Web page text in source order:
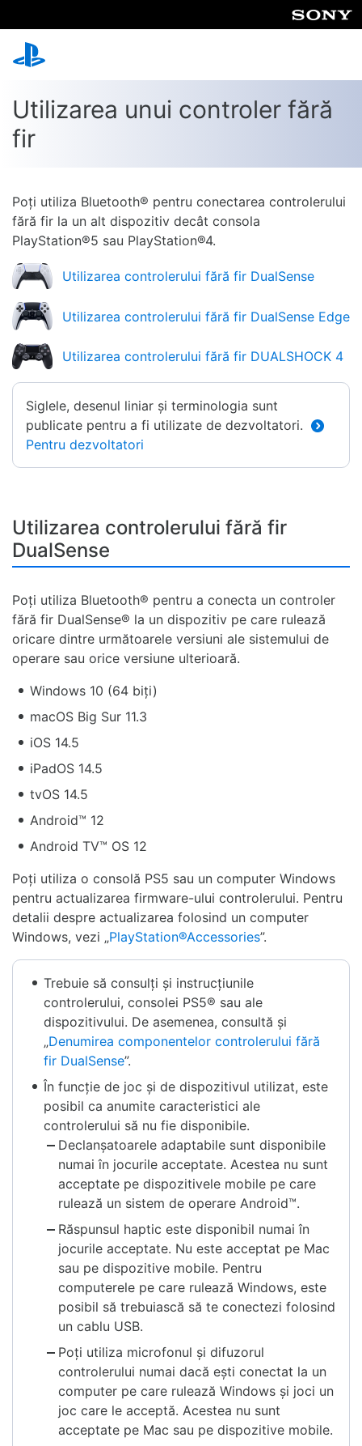
Utilizarea unui controler fără
fir
Poți utiliza Bluetooth® pentru conectarea controlerului
fără fir la un alt dispozitiv decât consola
PlayStation®5 sau PlayStation®4.
Utilizarea controlerului fără fir DualSense
Utilizarea controlerului fără fir DualSense Edge
Utilizarea controlerului fără fir DUALSHOCK 4
Siglele, desenul liniar și terminologia sunt
publicate pentru a fi utilizate de dezvoltatori.
Pentru dezvoltatori
Utilizarea controlerului fără fir
DualSense
Poți utiliza Bluetooth® pentru a conecta un controler
fără fir DualSense® la un dispozitiv pe care rulează
oricare dintre următoarele versiuni ale sistemului de
operare sau orice versiune ulterioară.
Windows 10 (64 biți)
macOS Big Sur 11.3
iOS 14.5
iPadOS 14.5
tvOS 14.5
Android™ 12
Android TV™ OS 12
Poți utiliza o consolă PS5 sau un computer Windows
pentru actualizarea firmware-ului controlerului. Pentru
detalii despre actualizarea folosind un computer
Windows, vezi „PlayStation®Accessories”.
Trebuie să consulți și instrucțiunile
controlerului, consolei PS5® sau ale
dispozitivului. De asemenea, consultă și
„Denumirea componentelor controlerului fără
fir DualSense”.
În funcție de joc și de dispozitivul utilizat, este
posibil ca anumite caracteristici ale
controlerului să nu fie disponibile.
Declanșatoarele adaptabile sunt disponibile
numai în jocurile acceptate. Acestea nu sunt
acceptate pe dispozitivele mobile pe care
rulează un sistem de operare Android™.
Răspunsul haptic este disponibil numai în
jocurile acceptate. Nu este acceptat pe Mac
sau pe dispozitive mobile. Pentru
computerele pe care rulează Windows, este
posibil să trebuiască să te conectezi folosind
un cablu USB.
Poți utiliza microfonul și difuzorul
controlerului numai dacă ești conectat la un
computer pe care rulează Windows și joci un
joc care le acceptă. Acestea nu sunt
acceptate pe Mac sau pe dispozitive mobile.